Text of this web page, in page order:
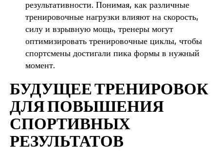
результативности. Понимая, как различные
тренировочные нагрузки влияют на скорость,
силу и взрывную мощь, тренеры могут
оптимизировать тренировочные циклы, чтобы
спортсмены достигали пика формы в нужный
момент.
БУДУЩЕЕ ТРЕНИРОВОК
ДЛЯ ПОВЫШЕНИЯ
СПОРТИВНЫХ
РЕЗУЛЬТАТОВ